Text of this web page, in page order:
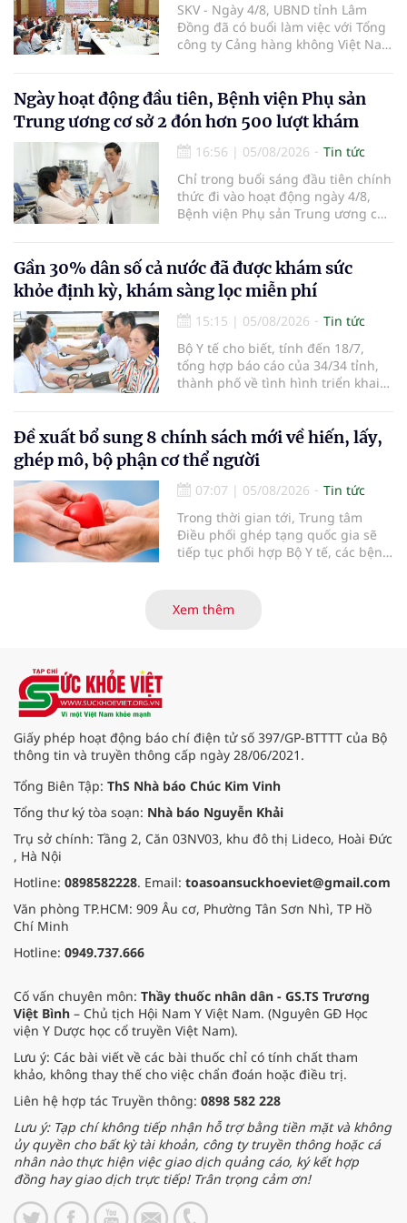
SKV - Ngày 4/8, UBND tỉnh Lâm
Đồng đã có buổi làm việc với Tổng
công ty Cảng hàng không Việt Nam
tác giữa tỉnh Lâm Đồng và ACV
trong việc phục hồi hoạt động
hàng không, thúc đẩy mở mới các
đường bay nội địa và quốc tế.
Ngày hoạt động đầu tiên, Bệnh viện Phụ sản
Trung ương cơ sở 2 đón hơn 500 lượt khám
16:56 | 05/08/2026
Tin tức
Chỉ trong buổi sáng đầu tiên chính
thức đi vào hoạt động ngày 4/8,
Bệnh viện Phụ sản Trung ương cơ
em bé đầu tiên chào đời.
Gần 30% dân số cả nước đã được khám sức
khỏe định kỳ, khám sàng lọc miễn phí
15:15 | 05/08/2026
Tin tức
Bộ Y tế cho biết, tính đến 18/7,
tổng hợp báo cáo của 34/34 tỉnh,
thành phố về tình hình triển khai
nhận 32.286.360 người, chiếm gần
30% dân số cả nước đã được khám
sức khỏe định kỳ năm nay.
Đề xuất bổ sung 8 chính sách mới về hiến, lấy,
ghép mô, bộ phận cơ thể người
07:07 | 05/08/2026
Tin tức
Trong thời gian tới, Trung tâm
Điều phối ghép tạng quốc gia sẽ
tiếp tục phối hợp Bộ Y tế, các bệnh
cường truyền thông, hoàn thiện
quy trình chuyên môn và hệ thống
Xem thêm
Giấy phép hoạt động báo chí điện tử số 397/GP-BTTTT của Bộ
thông tin và truyền thông cấp ngày 28/06/2021.
Tổng Biên Tập: ThS Nhà báo Chúc Kim Vinh
Tổng thư ký tòa soạn: Nhà báo Nguyễn Khải
Trụ sở chính: Tầng 2, Căn 03NV03, khu đô thị Lideco, Hoài Đức
, Hà Nội
Hotline: 0898582228. Email: toasoansuckhoeviet@gmail.com
Văn phòng TP.HCM: 909 Âu cơ, Phường Tân Sơn Nhì, TP Hồ
Chí Minh
Hotline: 0949.737.666
Cố vấn chuyên môn: Thầy thuốc nhân dân - GS.TS Trương
Việt Bình – Chủ tịch Hội Nam Y Việt Nam. (Nguyên GĐ Học
viện Y Dược học cổ truyền Việt Nam).
Lưu ý: Các bài viết về các bài thuốc chỉ có tính chất tham
khảo, không thay thế cho việc chẩn đoán hoặc điều trị.
Liên hệ hợp tác Truyền thông: 0898 582 228
Lưu ý: Tạp chí không tiếp nhận hỗ trợ bằng tiền mặt và không
ủy quyền cho bất kỳ tài khoản, công ty truyền thông hoặc cá
nhân nào thực hiện việc giao dịch quảng cáo, ký kết hợp
đồng hay giao dịch trực tiếp! Trân trọng cảm ơn!